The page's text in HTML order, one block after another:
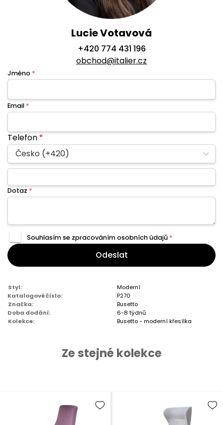
Lucie Votavová
+420 774 431 196
obchod@italier.cz
Jméno *
Email *
Telefon*
Česko (+420)
Dotaz *
Souhlasím se zpracovánímosobních údajů *
Odeslat
Styl:
Moderní
Katalogové číslo:
P270
Značka:
Busetto
Doba dodání:
6-8 týdnů
Kolekce:
Busetto - moderní křesílka
Ze stejné kolekce